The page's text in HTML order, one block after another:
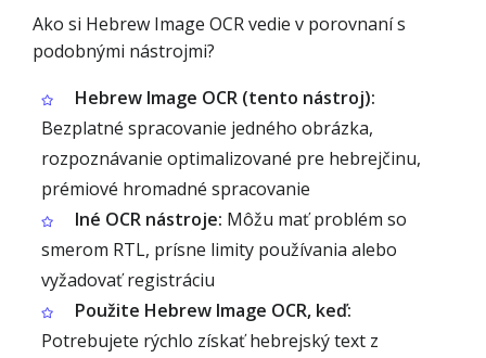
Ako si Hebrew Image OCR vedie v porovnaní s
podobnými nástrojmi?
Hebrew Image OCR (tento nástroj):
Bezplatné spracovanie jedného obrázka,
rozpoznávanie optimalizované pre hebrejčinu,
prémiové hromadné spracovanie
Iné OCR nástroje: Môžu mať problém so
smerom RTL, prísne limity používania alebo
vyžadovať registráciu
Použite Hebrew Image OCR, keď:
Potrebujete rýchlo získať hebrejský text z